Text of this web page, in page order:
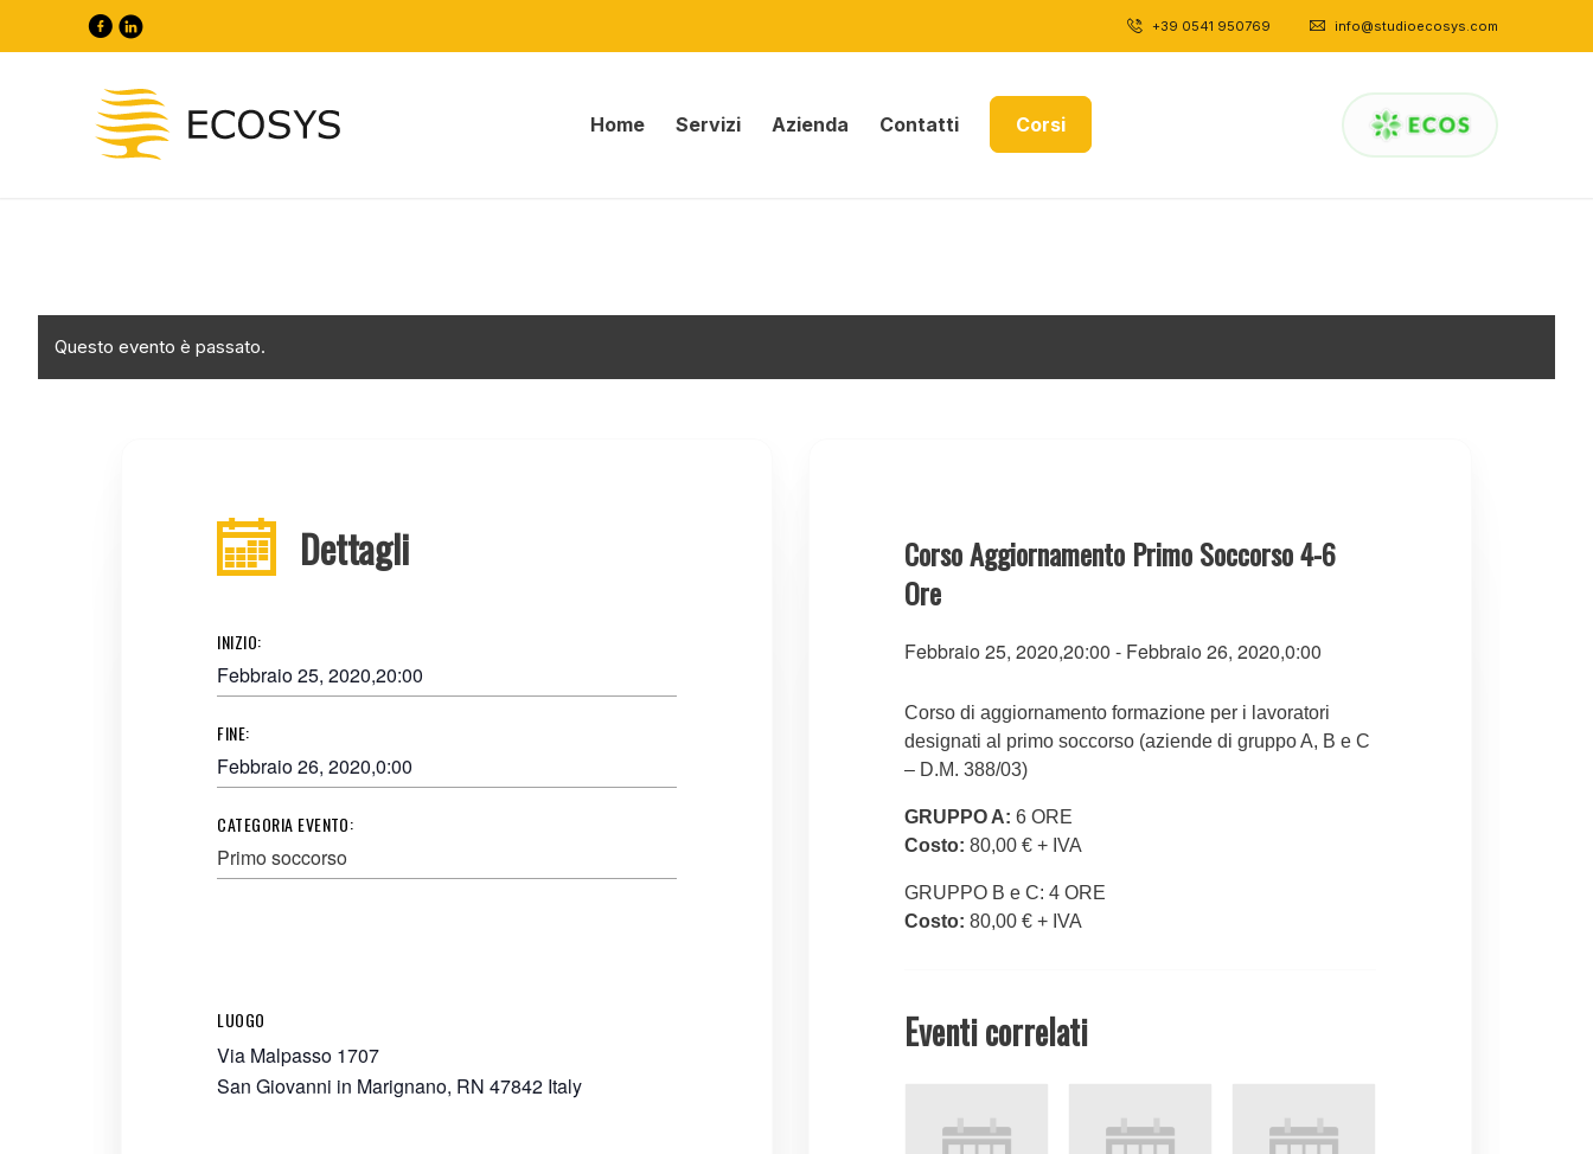
+39 0541 950769 info@studioecosys.com
Home Servizi Azienda Contatti Corsi
Questo evento è passato.
Corso Aggiornamento Primo Soccorso 4-6
Ore
Febbraio 25, 2020,20:00 - Febbraio 26, 2020,0:00
Corso di aggiornamento formazione per i lavoratori
designati al primo soccorso (aziende di gruppo A, B e C
– D.M. 388/03)
GRUPPO A: 6 ORE
Costo: 80,00 € + IVA
GRUPPO B e C: 4 ORE
Costo: 80,00 € + IVA
Eventi correlati
Dettagli
INIZIO:
Febbraio 25, 2020,20:00
FINE:
Febbraio 26, 2020,0:00
CATEGORIA EVENTO:
Primo soccorso
LUOGO
Via Malpasso 1707
San Giovanni in Marignano, RN 47842 Italy